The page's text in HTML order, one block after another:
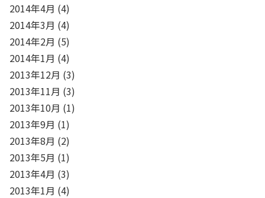
2014年4月 (4)
2014年3月 (4)
2014年2月 (5)
2014年1月 (4)
2013年12月 (3)
2013年11月 (3)
2013年10月 (1)
2013年9月 (1)
2013年8月 (2)
2013年5月 (1)
2013年4月 (3)
2013年1月 (4)